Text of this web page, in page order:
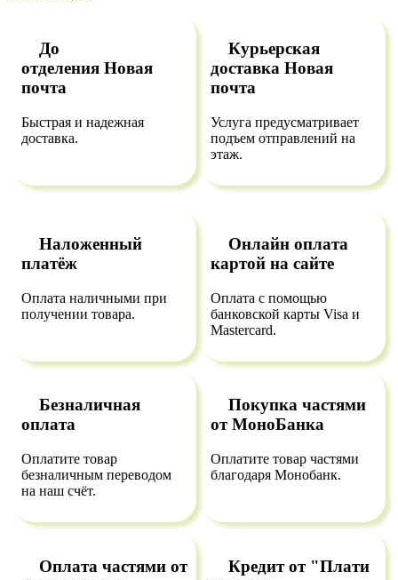
До
отделения Новая
почта
Быстрая и надежная
доставка.
Курьерская
доставка Новая
почта
Услуга предусматривает
подъем отправлений на
этаж.
Наложенный
платёж
Оплата наличными при
получении товара.
Онлайн оплата
картой на сайте
Оплата с помощью
банковской карты Visa и
Mastercard.
Безналичная
оплата
Оплатите товар
безналичным переводом
на наш счёт.
Покупка частями
от МоноБанка
Оплатите товар частями
благодаря Монобанк.
Оплата частями от
Кредит от "Плати